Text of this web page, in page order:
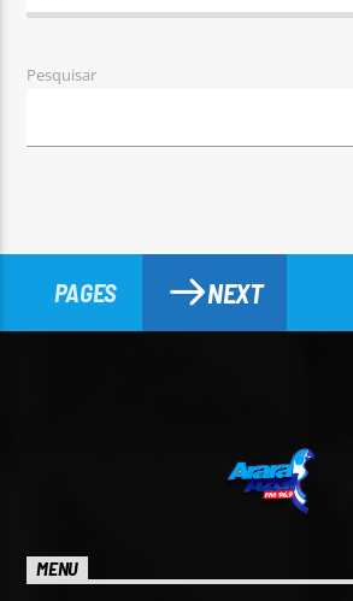
Pesquisar
PAGES NEXT
MENU